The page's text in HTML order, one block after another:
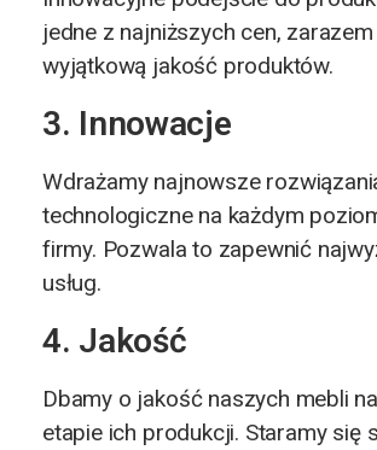
jedne z najniższych cen,
wyjątkową jakość produktów.
3. Innowacje
Wdrażamy najnowsze
technologiczne na każdym
firmy. Pozwala to zapewnić
usług.
4. Jakość
Dbamy o jakość naszych mebli
etapie ich produkcji. Staramy się